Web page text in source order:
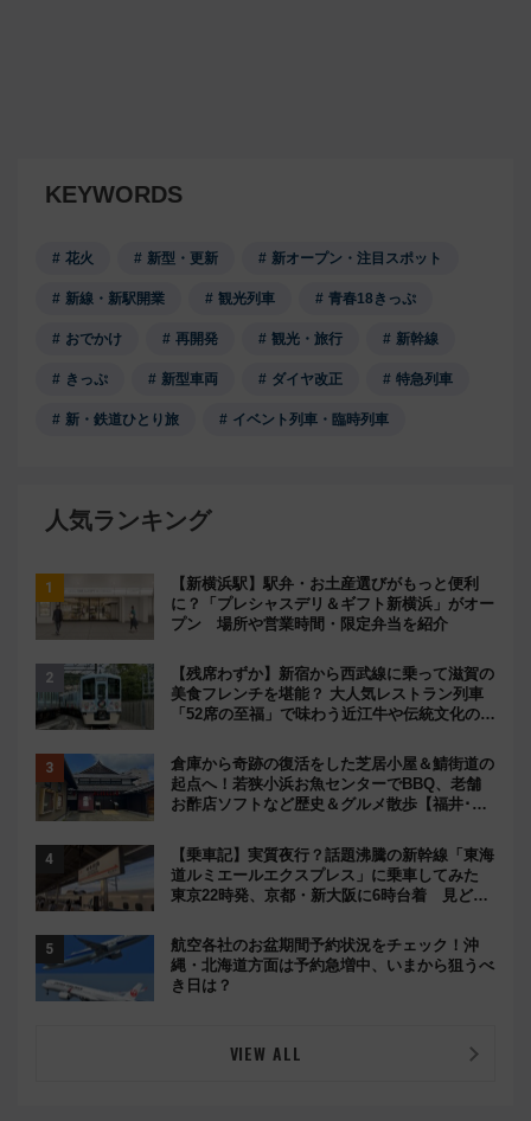
KEYWORDS
花火 新型・更新 新オープン・注目スポット
新線・新駅開業 観光列車 青春18きっぷ
おでかけ 再開発 観光・旅行 新幹線
きっぷ 新型車両 ダイヤ改正 特急列車
新・鉄道ひとり旅 イベント列車・臨時列車
人気ランキング
【新横浜駅】駅弁・お土産選びがもっと便利
に？「プレシャスデリ＆ギフト新横浜」がオー
プン 場所や営業時間・限定弁当を紹介
【残席わずか】新宿から西武線に乗って滋賀の
美食フレンチを堪能？ 大人気レストラン列車
「52席の至福」で味わう近江牛や伝統文化の特
倉庫から奇跡の復活をした芝居小屋＆鯖街道の
起点へ！若狭小浜お魚センターでBBQ、老舗
お酢店ソフトなど歴史＆グルメ散歩【福井･小
【乗車記】実質夜行？話題沸騰の新幹線「東海
道ルミエールエクスプレス」に乗車してみた
東京22時発、京都・新大阪に6時台着 見どこ
航空各社のお盆期間予約状況をチェック！沖
縄・北海道方面は予約急増中、いまから狙うべ
き日は？
VIEW ALL